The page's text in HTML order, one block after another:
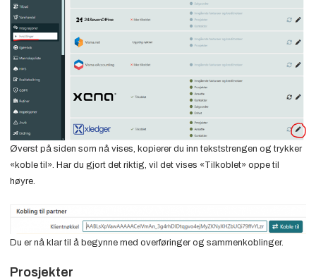
Øverst på siden som nå vises, kopierer du inn tekststrengen og trykker
«koble til». Har du gjort det riktig, vil det vises «Tilkoblet» oppe til
høyre.
Du er nå klar til å begynne med overføringer og sammenkoblinger.
Prosjekter